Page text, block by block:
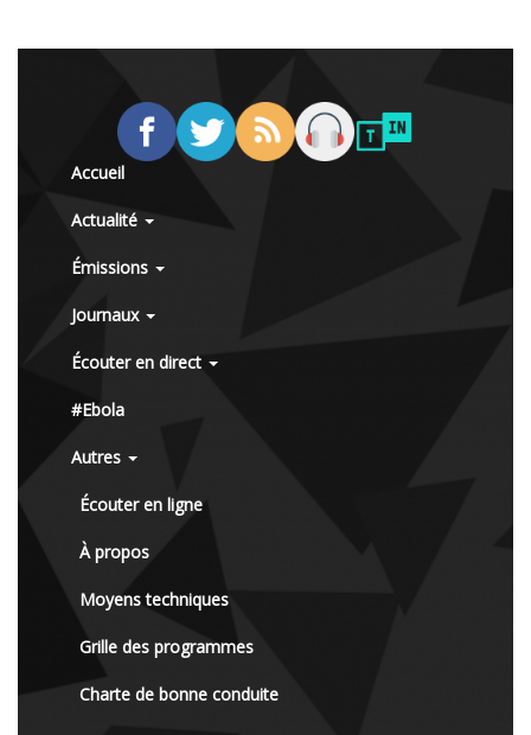
Accueil
Actualité
Émissions
Journaux
Écouter en direct
#Ebola
Autres
Écouter en ligne
À propos
Moyens techniques
Grille des programmes
Charte de bonne conduite